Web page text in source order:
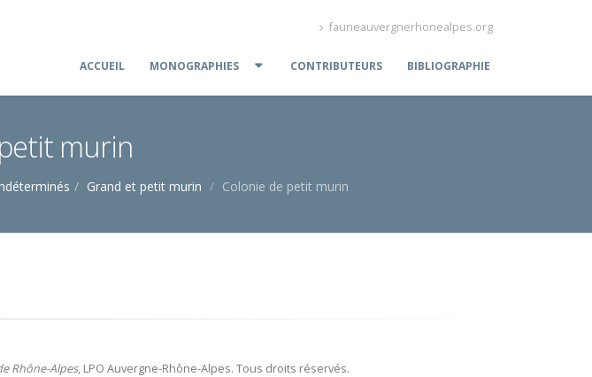
fauneauvergnerhonealpes.org
ACCUEIL MONOGRAPHIES CONTRIBUTEURS BIBLIOGRAPHIE
murin
Grand et petit murin Colonie de petit murin
Rhône-Alpes, LPO Auvergne-Rhône-Alpes. Tous droits réservés.